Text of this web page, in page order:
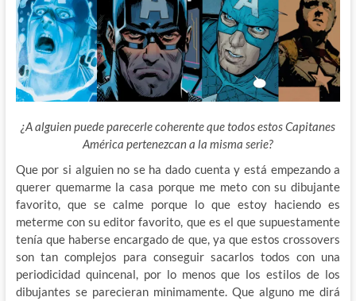
¿A alguien puede parecerle coherente que todos estos Capitanes
América pertenezcan a la misma serie?
Que por si alguien no se ha dado cuenta y está empezando a
querer quemarme la casa porque me meto con su dibujante
favorito, que se calme porque lo que estoy haciendo es
meterme con su editor favorito, que es el que supuestamente
tenía que haberse encargado de que, ya que estos crossovers
son tan complejos para conseguir sacarlos todos con una
periodicidad quincenal, por lo menos que los estilos de los
dibujantes se parecieran minimamente. Que alguno me dirá